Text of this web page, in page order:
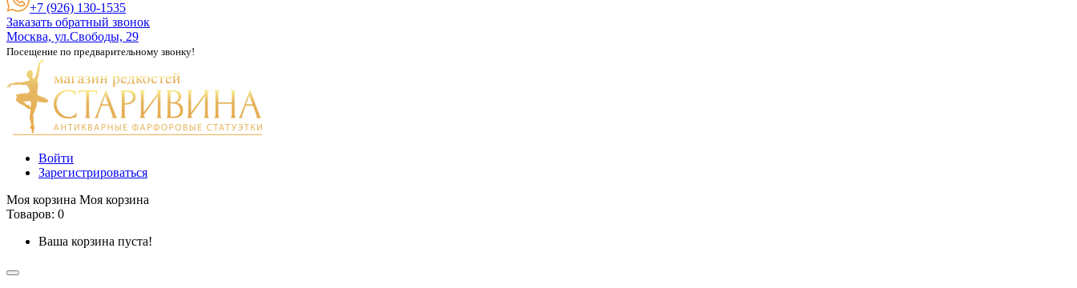
+7 (926) 130-1535
Заказать обратный звонок
Москва, ул.Свободы, 29
Посещение по предварительному звонку!
Войти
Зарегистрироваться
Моя корзина Моя корзина
Товаров: 0
Ваша корзина пуста!